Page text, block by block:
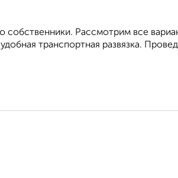
собственники. Рассмотрим все
транспортная развязка.